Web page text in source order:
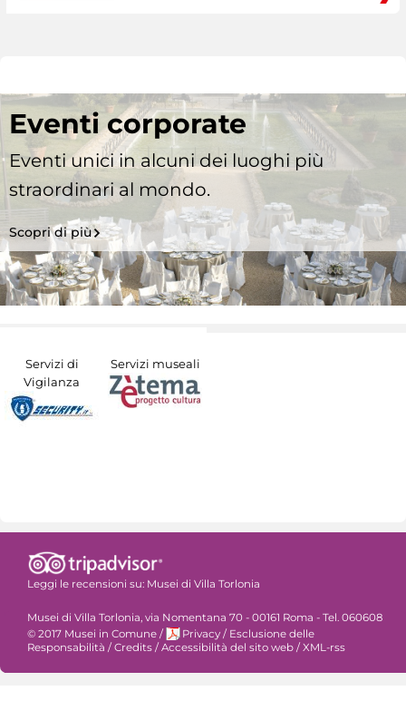
Eventi corporate
Eventi unici in alcuni dei luoghi più
straordinari al mondo.
Scopri di più
Servizi di
Vigilanza
Servizi museali
Leggi le recensioni su: Musei di Villa Torlonia
Musei di Villa Torlonia, via Nomentana 70 - 00161 Roma - Tel. 060608
© 2017 Musei in Comune / Privacy / Esclusione delle
Responsabilità / Credits / Accessibilità del sito web / XML-rss